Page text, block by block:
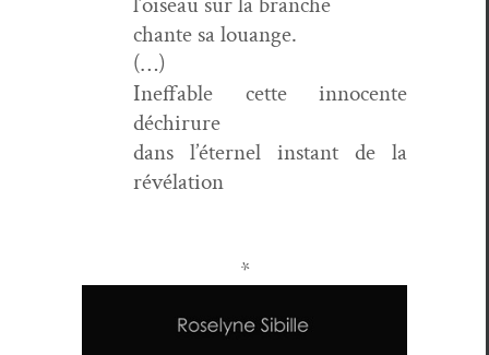
chante sa louange.
(…)
Inef­fa­ble cette inno­cente
déchirure
dans l’éter­nel instant de la
révélation
*